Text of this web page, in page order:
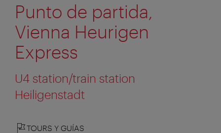
Punto de partida,
Vienna Heurigen
Express
U4 station/train station
Heiligenstadt
TOURS Y GUÍAS